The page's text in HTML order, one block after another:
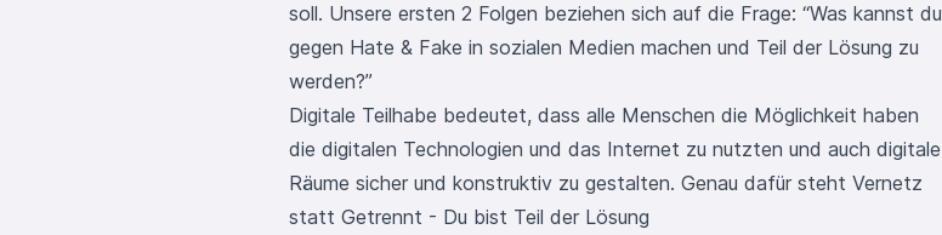
soll. Unsere ersten 2 Folgen beziehen sich auf die Frage: “Was kannst du
gegen Hate & Fake in sozialen Medien machen und Teil der Lösung zu
werden?”
Digitale Teilhabe bedeutet, dass alle Menschen die Möglichkeit haben
die digitalen Technologien und das Internet zu nutzten und auch digitale
Räume sicher und konstruktiv zu gestalten. Genau dafür steht Vernetz
statt Getrennt - Du bist Teil der Lösung